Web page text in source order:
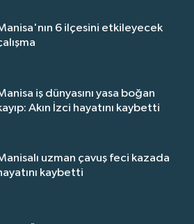
6 ilçesini etkileyecek
iş dünyasını yasa boğan
Akın İzci hayatını kaybetti
uzman çavuş feci kazada
kaybetti